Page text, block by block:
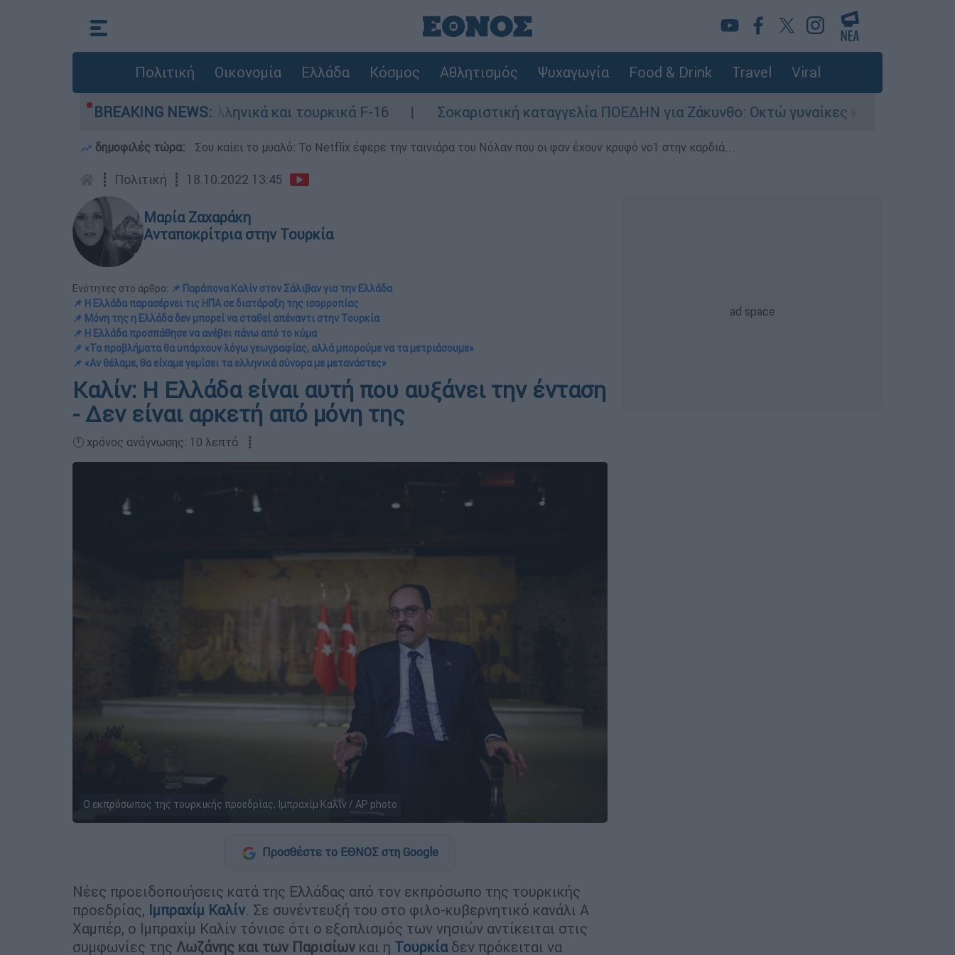
Πολιτική Οικονομία Ελλάδα Κόσμος Αθλητισμός Ψυχαγωγία Food & Drink Travel Viral
BREAKING NEWS:
ανάμεσα σε ελληνικά και τουρκικά F-16 Σοκαριστική καταγγελία ΠΟΕΔΗΝ για Ζάκυνθο: Οκτώ γυναίκες κατήγγειλαν βιασμό σε 20
δημοφιλές τώρα: Σου καίει το μυαλό: Το Netflix έφερε την ταινιάρα του Νόλαν που οι φαν έχουν κρυφό νο1 στην καρδιά...
┋ Πολιτική ┋ 18.10.2022 13:45
Μαρία Ζαχαράκη
Ανταποκρίτρια στην Τουρκία
Ενότητες στο άρθρο: 📌 Παράπονα Καλίν στον Σάλιβαν για την Ελλάδα
📌 Η Ελλάδα παρασέρνει τις ΗΠΑ σε διατάραξη της ισορροπίας
📌 Μόνη της η Ελλάδα δεν μπορεί να σταθεί απέναντι στην Τουρκία
📌 Η Ελλάδα προσπάθησε να ανέβει πάνω από το κύμα
📌 «Τα προβλήματα θα υπάρχουν λόγω γεωγραφίας, αλλά μπορούμε να τα μετριάσουμε»
📌 «Αν θέλαμε, θα είχαμε γεμίσει τα ελληνικά σύνορα με μετανάστες»
Καλίν: Η Ελλάδα είναι αυτή που αυξάνει την ένταση
- Δεν είναι αρκετή από μόνη της
🕛 χρόνος ανάγνωσης: 10 λεπτά ┋
Ο εκπρόσωπος της τουρκικής προεδρίας, Ιμπραχίμ Καλίν / AP photo
Προσθέστε το ΕΘΝΟΣ στη Google
Νέες προειδοποιήσεις κατά της Ελλάδας από τον εκπρόσωπο της τουρκικής
προεδρίας, Ιμπραχίμ Καλίν. Σε συνέντευξή του στο φιλο-κυβερνητικό κανάλι Α
Χαμπέρ, ο Ιμπραχίμ Καλίν τόνισε ότι ο εξοπλισμός των νησιών αντίκειται στις
συμφωνίες της Λωζάνης και των Παρισίων και η Τουρκίαδεν πρόκειται να